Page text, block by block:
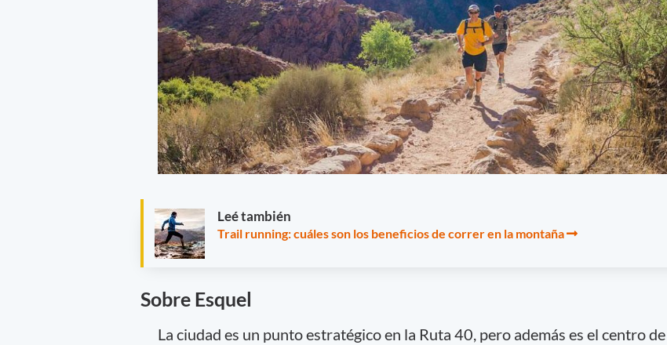
Leé también
Trail running: cuáles son los beneficios de correr en la montaña
Sobre Esquel
La ciudad es un punto estratégico en la Ruta 40, pero además es el centro de